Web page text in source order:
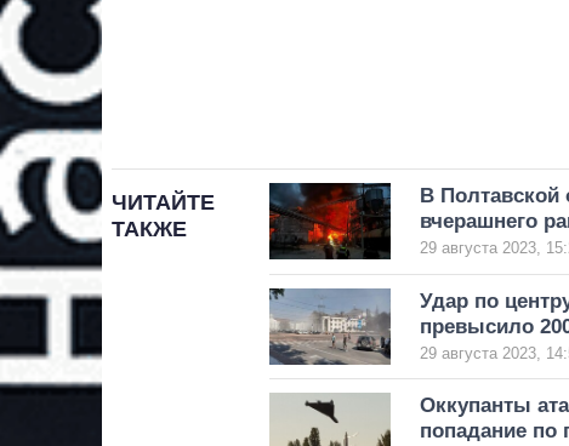
ЧИТАЙТЕ
ТАКЖЕ
В Полтавской
вчерашнего
29 августа 2023,
Удар по
превысило
29 августа 2023,
Оккупанты
попадание по